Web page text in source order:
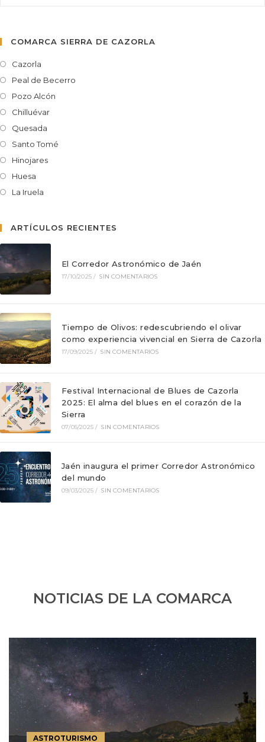
COMARCA SIERRA DE CAZORLA
Cazorla
Peal de Becerro
Pozo Alcón
Chilluévar
Quesada
Santo Tomé
Hinojares
Huesa
La Iruela
ARTÍCULOS RECIENTES
El Corredor Astronómico de Jaén
17/10/2025 / SIN COMENTARIOS
Tiempo de Olivos: redescubriendo el olivar
como experiencia vivencial en Sierra de Cazorla
17/09/2025 / SIN COMENTARIOS
Festival Internacional de Blues de Cazorla
2025: El alma del blues en el corazón de la
Sierra
07/05/2025 / SIN COMENTARIOS
Jaén inaugura el primer Corredor Astronómico
del mundo
09/03/2025 / SIN COMENTARIOS
NOTICIAS DE LA COMARCA
ASTROTURISMO